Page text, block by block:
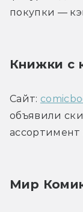
покупки —
Книжки с
Сайт:
объявили
ассортимент
Мир